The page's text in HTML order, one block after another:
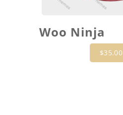
Woo Ninja
$35.00